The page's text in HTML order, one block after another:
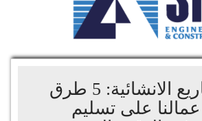
ادارة المشاريع الانشائية: 5 طرق
على تسليم